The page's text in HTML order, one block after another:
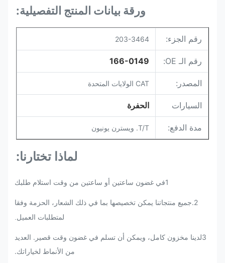
ورقة بيانات المنتج التفصيلية:
رقم الجزء: 203-3464
رقم الـ OE: 166-0149
المصدر: CAT الولايات المتحدة
السيارات الحفرة
مدة الدفع: T/T. ويسترن يونيون
لماذا تختارنا:
1في غضون ساعتين أو ساعتين من وقت استلام طلبك
2. جميع منتجاتنا يمكن تخصيصها بما في ذلك الشعار، الحزمة وفقا
لمتطلبات العميل.
3لدينا مخزون كامل، ويمكن أن تسلم في غضون وقت قصير. العديد
من الأنماط لخياراتك.